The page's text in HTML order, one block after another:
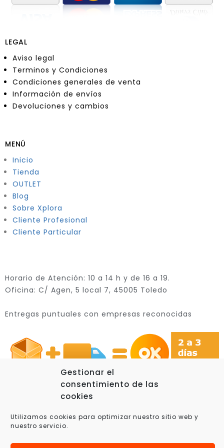
Gestionar el
consentimiento de las
cookies
Utilizamos cookies para optimizar nuestro sitio web y
nuestro servicio.
LEGAL
Aviso legal
Terminos y Condiciones
Condiciones generales de venta
Información de envíos
Devoluciones y cambios
MENÚ
Inicio
Tienda
OUTLET
Blog
Sobre Xplora
Cliente Profesional
Cliente Particular
Horario de Atención: 10 a 14 h y de 16 a 19.
Oficina: C/ Agen, 5 local 7, 45005 Toledo
Entregas puntuales con empresas reconocidas
© 2025 Xplora360 – Robótica Educativa, Ciencia y